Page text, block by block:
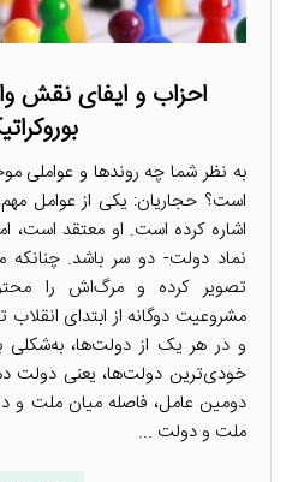
احزاب و ایفای نقش
به نظر شما چه روندها و
است؟ حجاریان: یکی از عوامل
اشاره کرده است. او معتقد است،
نماد دولت- دو سر باشد.
تصویر کرده و مرگ‌اش را
مشروعیت دوگانه از ابتدای
و در هر یک از دولت‌ها، به‌شکلی
خودی‌ترین دولت‌ها، یعنی دولت
دومین عامل، فاصله میان ملت و
ملت و دولت ...